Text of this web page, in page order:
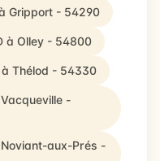
Gripport - 54290
à Olley - 54800
Thélod - 54330
-
aux-Prés -